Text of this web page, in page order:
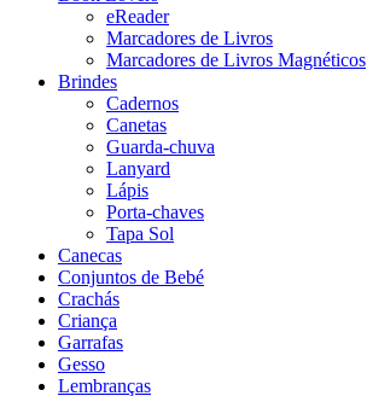
eReader
Marcadores de Livros
Marcadores de Livros Magnéticos
Brindes
Cadernos
Canetas
Guarda-chuva
Lanyard
Lápis
Porta-chaves
Tapa Sol
Canecas
Conjuntos de Bebé
Crachás
Criança
Garrafas
Gesso
Lembranças